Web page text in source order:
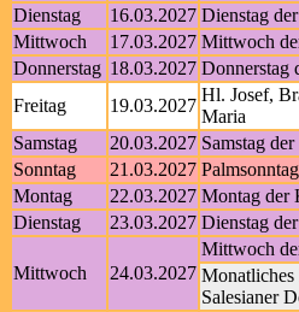
Dienstag
16.03.2027 Dienstag
Mittwoch
17.03.2027 Mittwoch
Donnerstag 18.03.2027 Donnerstag
Freitag
19.03.2027
Hl. Josef,
Maria
Samstag
20.03.2027 Samstag
Sonntag
21.03.2027 Palmsonntag
Montag
22.03.2027 Montag der
Dienstag
23.03.2027 Dienstag
Mittwoch 24.03.2027
Mittwoch
Monatliches
Salesianer